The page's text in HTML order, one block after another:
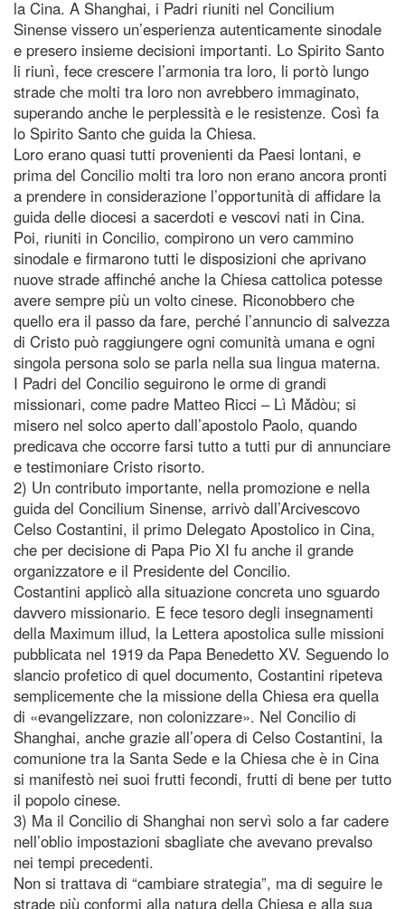
la Cina. A Shanghai, i Padri riuniti nel Concilium
Sinense vissero un’esperienza autenticamente sinodale
e presero insieme decisioni importanti. Lo Spirito Santo
li riunì, fece crescere l’armonia tra loro, li portò lungo
strade che molti tra loro non avrebbero immaginato,
superando anche le perplessità e le resistenze. Così fa
lo Spirito Santo che guida la Chiesa.
Loro erano quasi tutti provenienti da Paesi lontani, e
prima del Concilio molti tra loro non erano ancora pronti
a prendere in considerazione l’opportunità di affidare la
guida delle diocesi a sacerdoti e vescovi nati in Cina.
Poi, riuniti in Concilio, compirono un vero cammino
sinodale e firmarono tutti le disposizioni che aprivano
nuove strade affinché anche la Chiesa cattolica potesse
avere sempre più un volto cinese. Riconobbero che
quello era il passo da fare, perché l’annuncio di salvezza
di Cristo può raggiungere ogni comunità umana e ogni
singola persona solo se parla nella sua lingua materna.
I Padri del Concilio seguirono le orme di grandi
missionari, come padre Matteo Ricci – Lì Mǎdòu; si
misero nel solco aperto dall’apostolo Paolo, quando
predicava che occorre farsi tutto a tutti pur di annunciare
e testimoniare Cristo risorto.
2) Un contributo importante, nella promozione e nella
guida del Concilium Sinense, arrivò dall’Arcivescovo
Celso Costantini, il primo Delegato Apostolico in Cina,
che per decisione di Papa Pio XI fu anche il grande
organizzatore e il Presidente del Concilio.
Costantini applicò alla situazione concreta uno sguardo
davvero missionario. E fece tesoro degli insegnamenti
della Maximum illud, la Lettera apostolica sulle missioni
pubblicata nel 1919 da Papa Benedetto XV. Seguendo lo
slancio profetico di quel documento, Costantini ripeteva
semplicemente che la missione della Chiesa era quella
di «evangelizzare, non colonizzare». Nel Concilio di
Shanghai, anche grazie all’opera di Celso Costantini, la
comunione tra la Santa Sede e la Chiesa che è in Cina
si manifestò nei suoi frutti fecondi, frutti di bene per tutto
il popolo cinese.
3) Ma il Concilio di Shanghai non servì solo a far cadere
nell’oblio impostazioni sbagliate che avevano prevalso
nei tempi precedenti.
Non si trattava di “cambiare strategia”, ma di seguire le
strade più conformi alla natura della Chiesa e alla sua